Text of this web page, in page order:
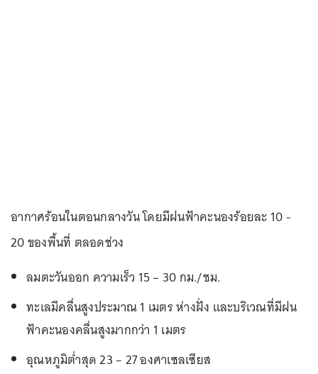
อากาศร้อนในตอนกลางวัน โดยมีฝนฟ้าคะนองร้อยละ 10 -
20 ของพื้นที่ ตลอดช่วง
ลมตะวันออก ความเร็ว 15 – 30 กม./ชม.
ทะเลมีคลื่นสูงประมาณ 1 เมตร ห่างฝั่ง และบริเวณที่มีฝน
ฟ้าคะนองคลื่นสูงมากกว่า 1 เมตร
อุณหภูมิต่ำสุด 23 – 27 องศาเซลเซียส